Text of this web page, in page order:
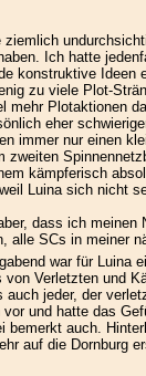
ziemlich
Ich hatte
konstruktive Ideen
zu viele Plot-
mehr Plotaktionen
eher
immer nur einen
zweiten
kämpferisch
Luina sich nicht
dass ich
alle SCs in meiner
war für Luina
von Verletzten und
jeder, der
und hatte das
bemerkt auch.
auf die Dornburg